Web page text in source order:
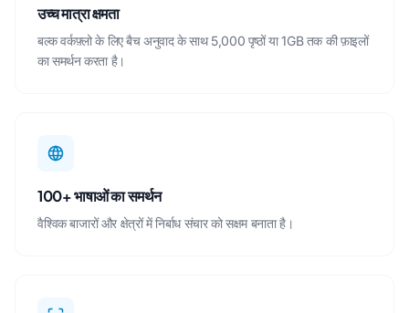
उच्च मात्रा क्षमता
बल्क वर्कफ़्लो के लिए बैच अनुवाद के साथ 5,000 पृष्ठों या 1GB तक की फ़ाइलों
का समर्थन करता है।
100+ भाषाओं का समर्थन
वैश्विक बाजारों और क्षेत्रों में निर्बाध संचार को सक्षम बनाता है।